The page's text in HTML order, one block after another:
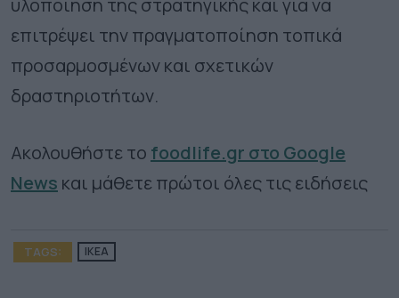
υλοποίηση της στρατηγικής και για να
επιτρέψει την πραγματοποίηση τοπικά
προσαρμοσμένων και σχετικών
δραστηριοτήτων.
Ακολουθήστε το foodlife.gr στο Google
News και μάθετε πρώτοι όλες τις ειδήσεις
TAGS: ΙΚΕΑ